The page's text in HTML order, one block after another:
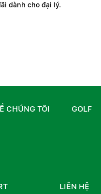
dành cho đại lý.
CHÚNG TÔI GOLF
LIÊN HỆ